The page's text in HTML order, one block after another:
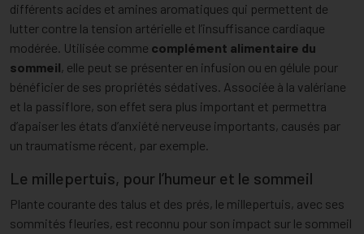
différents acides et amines aromatiques qui permettent de
lutter contre la tension artérielle et l’insuffisance cardiaque
modérée. Utilisée comme complément alimentaire du
sommeil, elle peut se présenter en infusion ou en gélule pour
bénéficier de ses propriétés sédatives. Associée à la valériane
et la passiflore, son effet sera plus important et permettra
d’apaiser les états d’anxiété nerveuse importants, causés par
un traumatisme récent, par exemple.
Le millepertuis, pour l’humeur et le sommeil
Plante courante des talus et des prés, le millepertuis, avec ses
sommités fleuries, est reconnu pour son impact sur le sommeil